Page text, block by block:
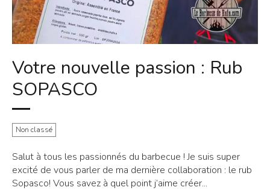
Votre nouvelle passion : Rub
SOPASCO
Non classé
Salut à tous les passionnés du barbecue ! Je suis super
excité de vous parler de ma dernière collaboration : le rub
Sopasco! Vous savez à quel point j’aime créer...